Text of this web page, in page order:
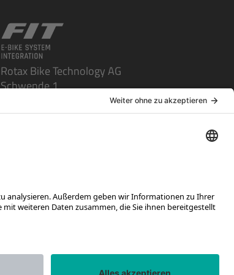
Rotax Bike Technology AG
Schwende 1